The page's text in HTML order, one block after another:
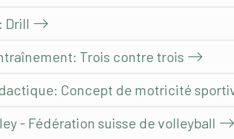
Drill
Trois contre trois
Concept de motricité
- Fédération suisse de volleyball